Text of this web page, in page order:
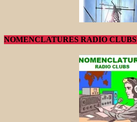
NOMENCLATURES RADIO CLUBS